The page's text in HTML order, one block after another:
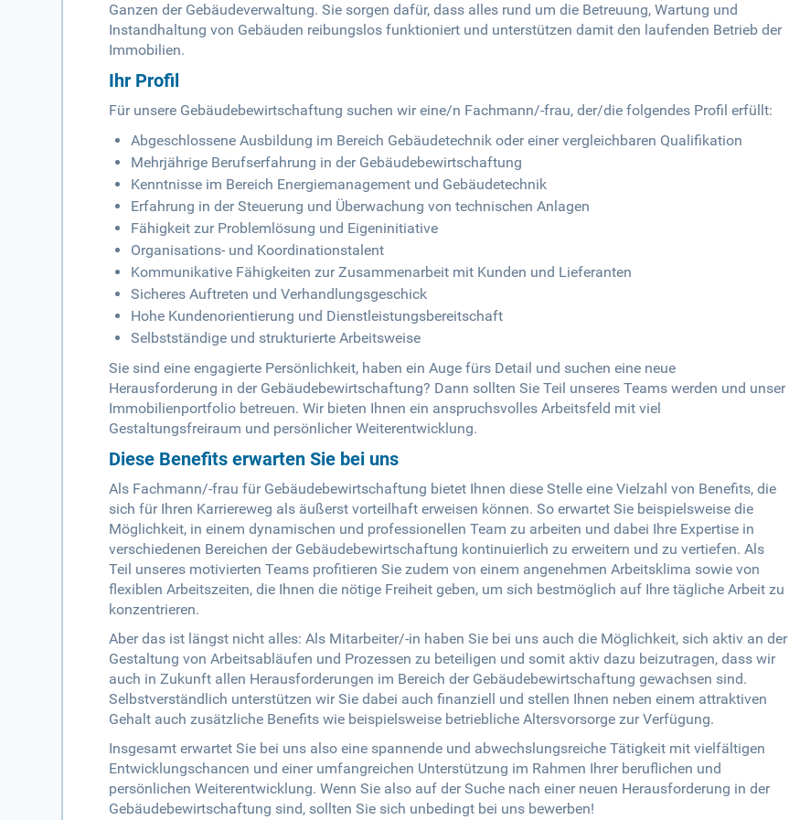
Ganzen der Gebäudeverwaltung. Sie sorgen dafür, dass alles rund um die Betreuung, Wartung und
Instandhaltung von Gebäuden reibungslos funktioniert und unterstützen damit den laufenden Betrieb der
Immobilien.
Ihr Profil
Für unsere Gebäudebewirtschaftung suchen wir eine/n Fachmann/-frau, der/die folgendes Profil erfüllt:
Abgeschlossene Ausbildung im Bereich Gebäudetechnik oder einer vergleichbaren Qualifikation
Mehrjährige Berufserfahrung in der Gebäudebewirtschaftung
Kenntnisse im Bereich Energiemanagement und Gebäudetechnik
Erfahrung in der Steuerung und Überwachung von technischen Anlagen
Fähigkeit zur Problemlösung und Eigeninitiative
Organisations- und Koordinationstalent
Kommunikative Fähigkeiten zur Zusammenarbeit mit Kunden und Lieferanten
Sicheres Auftreten und Verhandlungsgeschick
Hohe Kundenorientierung und Dienstleistungsbereitschaft
Selbstständige und strukturierte Arbeitsweise
Sie sind eine engagierte Persönlichkeit, haben ein Auge fürs Detail und suchen eine neue
Herausforderung in der Gebäudebewirtschaftung? Dann sollten Sie Teil unseres Teams werden und unser
Immobilienportfolio betreuen. Wir bieten Ihnen ein anspruchsvolles Arbeitsfeld mit viel
Gestaltungsfreiraum und persönlicher Weiterentwicklung.
Diese Benefits erwarten Sie bei uns
Als Fachmann/-frau für Gebäudebewirtschaftung bietet Ihnen diese Stelle eine Vielzahl von Benefits, die
sich für Ihren Karriereweg als äußerst vorteilhaft erweisen können. So erwartet Sie beispielsweise die
Möglichkeit, in einem dynamischen und professionellen Team zu arbeiten und dabei Ihre Expertise in
verschiedenen Bereichen der Gebäudebewirtschaftung kontinuierlich zu erweitern und zu vertiefen. Als
Teil unseres motivierten Teams profitieren Sie zudem von einem angenehmen Arbeitsklima sowie von
flexiblen Arbeitszeiten, die Ihnen die nötige Freiheit geben, um sich bestmöglich auf Ihre tägliche Arbeit zu
konzentrieren.
Aber das ist längst nicht alles: Als Mitarbeiter/-in haben Sie bei uns auch die Möglichkeit, sich aktiv an der
Gestaltung von Arbeitsabläufen und Prozessen zu beteiligen und somit aktiv dazu beizutragen, dass wir
auch in Zukunft allen Herausforderungen im Bereich der Gebäudebewirtschaftung gewachsen sind.
Selbstverständlich unterstützen wir Sie dabei auch finanziell und stellen Ihnen neben einem attraktiven
Gehalt auch zusätzliche Benefits wie beispielsweise betriebliche Altersvorsorge zur Verfügung.
Insgesamt erwartet Sie bei uns also eine spannende und abwechslungsreiche Tätigkeit mit vielfältigen
Entwicklungschancen und einer umfangreichen Unterstützung im Rahmen Ihrer beruflichen und
persönlichen Weiterentwicklung. Wenn Sie also auf der Suche nach einer neuen Herausforderung in der
Gebäudebewirtschaftung sind, sollten Sie sich unbedingt bei uns bewerben!